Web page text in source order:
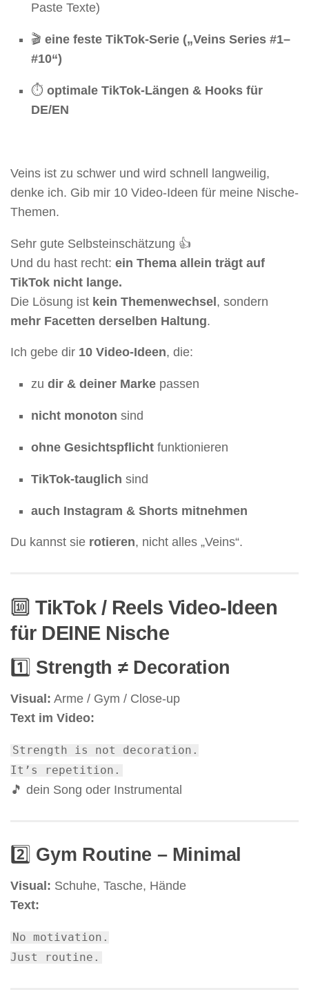
Paste Texte)
🎬 eine feste TikTok-Serie („Veins Series #1–
#10“)
⏱ optimale TikTok-Längen & Hooks für
DE/EN
Veins ist zu schwer und wird schnell langweilig,
denke ich. Gib mir 10 Video-Ideen für meine Nische-
Themen.
Sehr gute Selbsteinschätzung 👍
Und du hast recht: ein Thema allein trägt auf
TikTok nicht lange.
Die Lösung ist kein Themenwechsel, sondern
mehr Facetten derselben Haltung.
Ich gebe dir 10 Video-Ideen, die:
zu dir & deiner Marke passen
nicht monoton sind
ohne Gesichtspflicht funktionieren
TikTok-tauglich sind
auch Instagram & Shorts mitnehmen
Du kannst sie rotieren, nicht alles „Veins“.
🔟 TikTok / Reels Video-Ideen
für DEINE Nische
1️⃣ Strength ≠ Decoration
Visual: Arme / Gym / Close-up
Text im Video:
Strength is not
decoration.
It’s repetition.
🎵 dein Song oder Instrumental
2️⃣ Gym Routine – Minimal
Visual: Schuhe, Tasche, Hände
Text:
No motivation.
Just
routine .